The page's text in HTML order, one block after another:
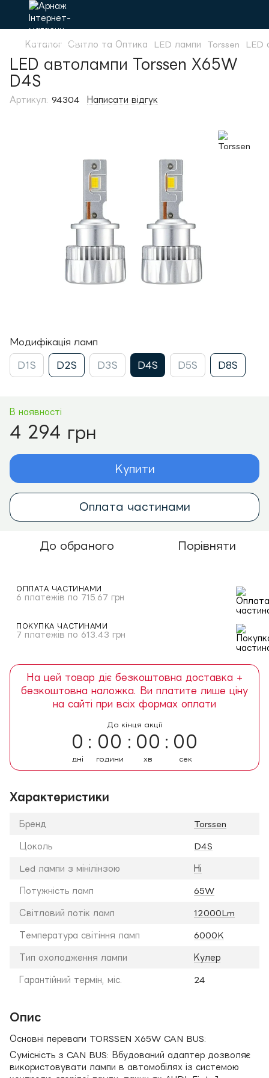
Каталог Світло та Оптика LED лампи Torssen LED
LED автолампи Torssen X65W
D4S
Артикул: 94304 Написати відгук
Модифікація ламп
D1S D2S D3S D4S D5S D8S
В наявності
4 294 грн
Купити
Оплата частинами
До обраного Порівняти
ОПЛАТА ЧАСТИНАМИ
6 платежів по 715.67 грн
ПОКУПКА ЧАСТИНАМИ
7 платежів по 613.43 грн
На цей товар діє безкоштовна доставка +
безкоштовна наложка. Ви платите лише ціну
на сайті при всіх формах оплати
До кінця акції
0
дні
00
години
00
хв
00
сек
Характеристики
Бренд Torssen
Цоколь D4S
Led лампи з мінілінзою Ні
Потужність ламп 65W
Світловий потік ламп 12000Lm
Температура світіння ламп 6000K
Тип охолодження лампи Кулер
Гарантійний термін, міс. 24
Опис
Основні переваги TORSSEN X65W CAN BUS:
Сумісність з CAN BUS: Вбудований адаптер дозволяє
використовувати лампи в автомобілях із системою